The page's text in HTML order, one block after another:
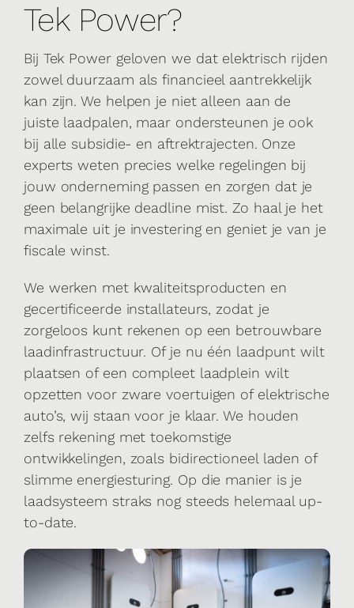
Tek Power?
Bij Tek Power geloven we dat elektrisch rijden
zowel duurzaam als financieel aantrekkelijk
kan zijn. We helpen je niet alleen aan de
juiste laadpalen, maar ondersteunen je ook
bij alle subsidie- en aftrektrajecten. Onze
experts weten precies welke regelingen bij
jouw onderneming passen en zorgen dat je
geen belangrijke deadline mist. Zo haal je het
maximale uit je investering en geniet je van je
fiscale winst.
We werken met kwaliteitsproducten en
gecertificeerde installateurs, zodat je
zorgeloos kunt rekenen op een betrouwbare
laadinfrastructuur. Of je nu één laadpunt wilt
plaatsen of een compleet laadplein wilt
opzetten voor zware voertuigen of elektrische
auto’s, wij staan voor je klaar. We houden
zelfs rekening met toekomstige
ontwikkelingen, zoals bidirectioneel laden of
slimme energiesturing. Op die manier is je
laadsysteem straks nog steeds helemaal up-
to-date.